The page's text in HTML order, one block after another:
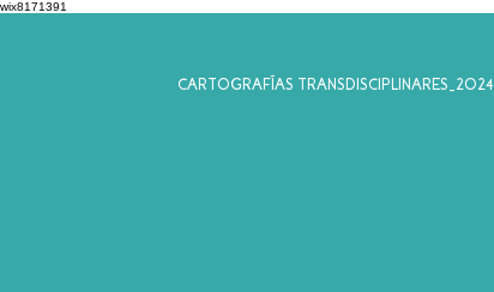
wix8171391
CARTOGRAFÍAS TRANSDISCIPLINARES_2024